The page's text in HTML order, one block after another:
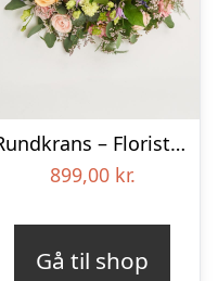
Rundkrans – Floristens kreative valg
899,00 kr.
Gå til shop